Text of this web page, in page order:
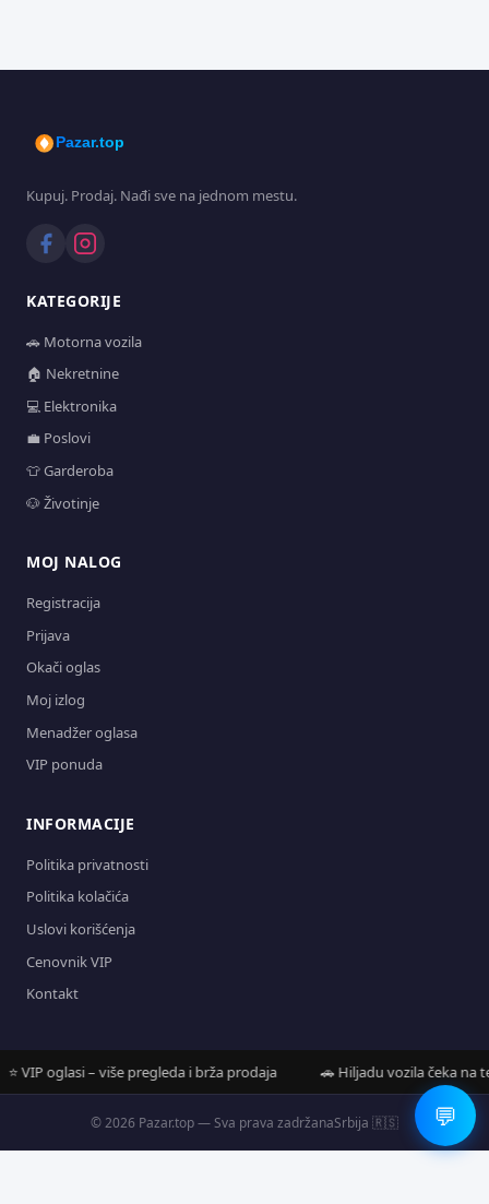
Pazar.top
Kupuj. Prodaj. Nađi sve na jednom mestu.
KATEGORIJE
🚗 Motorna vozila
🏠 Nekretnine
💻 Elektronika
💼 Poslovi
👕 Garderoba
🐶 Životinje
MOJ NALOG
Registracija
Prijava
Okači oglas
Moj izlog
Menadžer oglasa
VIP ponuda
INFORMACIJE
Politika privatnosti
Politika kolačića
Uslovi korišćenja
Cenovnik VIP
Kontakt
oglasi – više pregleda i brža prodaja 🚗 Hiljadu vozila čeka na tebe
© 2026 Pazar.top — Sva prava zadržanaSrbija 🇷🇸 💬